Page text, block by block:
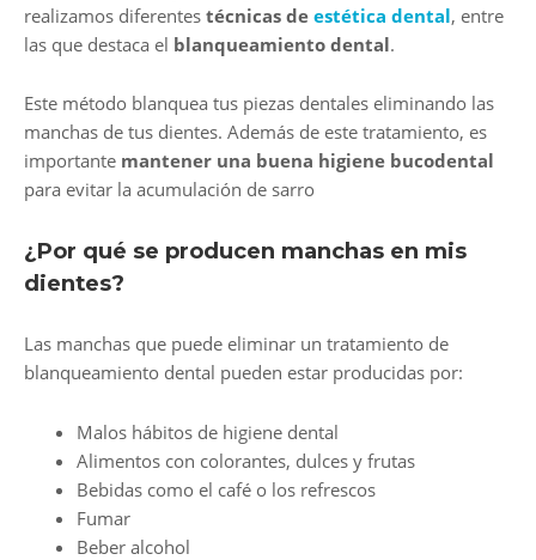
realizamos diferentes técnicas de estética dental, entre
las que destaca el blanqueamiento dental.
Este método blanquea tus piezas dentales eliminando las
manchas de tus dientes. Además de este tratamiento, es
importante mantener una buena higiene bucodental
para evitar la acumulación de sarro
¿Por qué se producen manchas en mis
dientes?
Las manchas que puede eliminar un tratamiento de
blanqueamiento dental pueden estar producidas por:
Malos hábitos de higiene dental
Alimentos con colorantes, dulces y frutas
Bebidas como el café o los refrescos
Fumar
Beber alcohol